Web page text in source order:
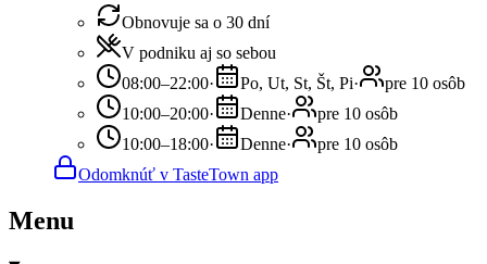
Obnovuje sa o 30 dní
V podniku aj so sebou
08:00–22:00· Po, Ut, St, Št, Pi·
pre 10 osôb
10:00–20:00· Denne·
pre 10 osôb
10:00–18:00· Denne·
pre 10 osôb
Odomknúť v TasteTown app
Menu